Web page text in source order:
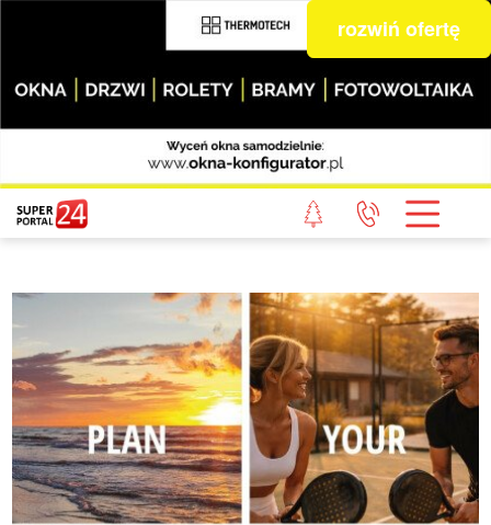
rozwiń ofertę